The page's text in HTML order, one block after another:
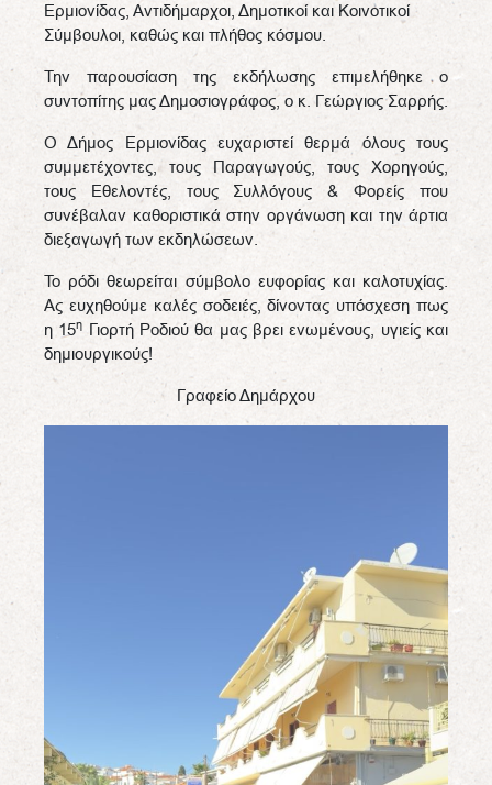
Ερμιονίδας, Αντιδήμαρχοι, Δημοτικοί και Κοινοτικοί
Σύμβουλοι, καθώς και πλήθος κόσμου.
Την παρουσίαση της εκδήλωσης επιμελήθηκε ο
συντοπίτης μας Δημοσιογράφος, ο κ. Γεώργιος Σαρρής.
Ο Δήμος Ερμιονίδας ευχαριστεί θερμά όλους τους
συμμετέχοντες, τους Παραγωγούς, τους Χορηγούς,
τους Εθελοντές, τους Συλλόγους & Φορείς που
συνέβαλαν καθοριστικά στην οργάνωση και την άρτια
διεξαγωγή των εκδηλώσεων.
Το ρόδι θεωρείται σύμβολο ευφορίας και καλοτυχίας.
Ας ευχηθούμε καλές σοδειές, δίνοντας υπόσχεση πως
η 15η Γιορτή Ροδιού θα μας βρει ενωμένους, υγιείς και
δημιουργικούς!
Γραφείο Δημάρχου